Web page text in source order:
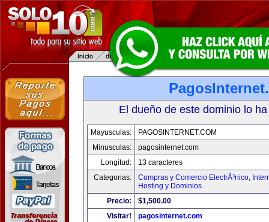
El dueño de este dominio lo
Mayusculas:
PAGOSINTERNET.COM
Minusculas:
pagosinternet.com
Longitud:
13 caracteres
Categorias:
Compras y Comercio ElectrÃ³nico,
Hosting y Dominios
Precio:
$1,500.00
Visitar!
pagosinternet.com